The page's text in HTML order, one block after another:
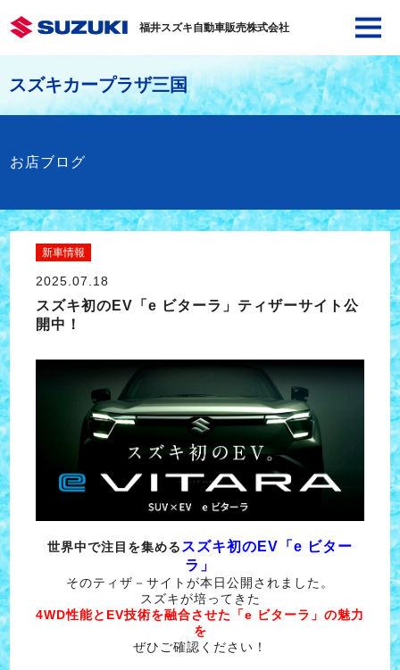
福井スズキ自動車販売株式会社
スズキカープラザ三国
お店ブログ
新車情報
2025.07.18
スズキ初のEV「e ビターラ」ティザーサイト公
開中！
世界中で注目を集める スズキ初のEV「e ビター
ラ」
そのティザ－サイトが本日公開されました。
スズキが培ってきた
4WD性能とEV技術を融合させた「e ビターラ」の魅力
を
ぜひご確認ください！